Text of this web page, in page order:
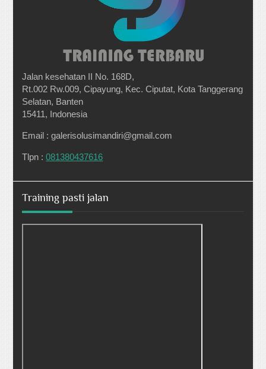
Jalan kesehatan II No. 168D,
Rt.002 Rw.009, Cipayung, Kec. Ciputat, Kota Tanggerang
Selatan, Banten
15411, Indonesia
Email : galerisolusimandiri@gmail.com
Tlpn :081380437616
Training pasti jalan